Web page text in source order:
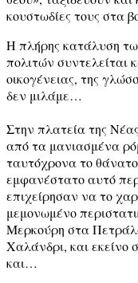
κουστωδίες τους στα
Η πλήρης κατάλυση
πολιτών συντελείται
οικογένειας, της
δεν μιλάμε…
Στην πλατεία της
από τα μανιασμένα
ταυτόχρονα το
εμφανέστατο αυτό
επιχείρησαν να το
μεμονωμένο
Μερκούρη στα
Χαλάνδρι, και
και…